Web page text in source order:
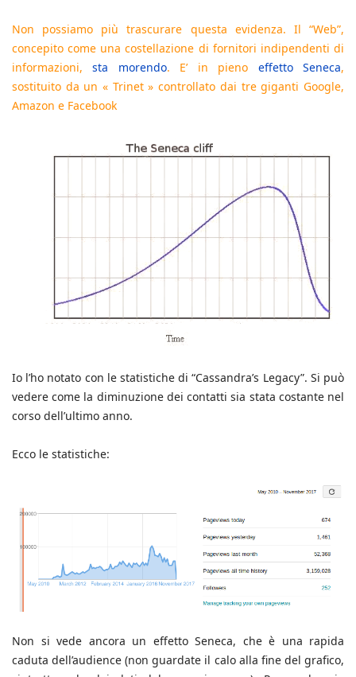
Non possiamo più trascurare questa evidenza. Il “Web”,
concepito come una costellazione di fornitori indipendenti di
informazioni, sta morendo. E’ in pieno effetto Seneca,
sostituito da un « Trinet » controllato dai tre giganti Google,
Amazon e Facebook
Io l’ho notato con le statistiche di “Cassandra’s Legacy”. Si può
vedere come la diminuzione dei contatti sia stata costante nel
corso dell’ultimo anno.
Ecco le statistiche:
Non si vede ancora un effetto Seneca, che è una rapida
caduta dell’audience (non guardate il calo alla fine del grafico,